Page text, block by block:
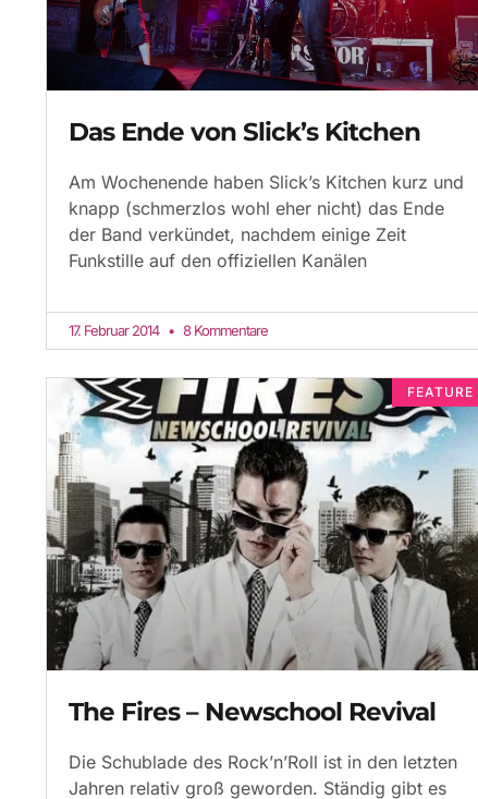
Das Ende von Slick’s Kitchen
Am Wochenende haben Slick’s Kitchen kurz und
knapp (schmerzlos wohl eher nicht) das Ende
der Band verkündet, nachdem einige Zeit
Funkstille auf den offiziellen Kanälen
17. Februar 2014 8 Kommentare
FEATURE
The Fires – Newschool Revival
Die Schublade des Rock’n’Roll ist in den letzten
Jahren relativ groß geworden. Ständig gibt es